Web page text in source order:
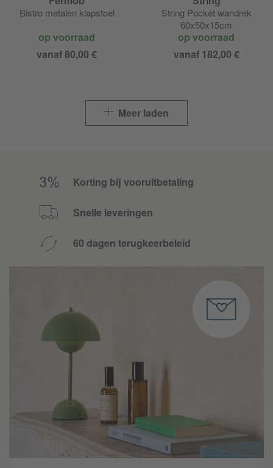
Bistro metalen klapstoel
op voorraad
vanaf 80,00 €
String Pocket wandrek
60x50x15cm
op voorraad
vanaf 182,00 €
Meer laden
Korting bij vooruitbetaling
Snelle leveringen
60 dagen terugkeerbeleid